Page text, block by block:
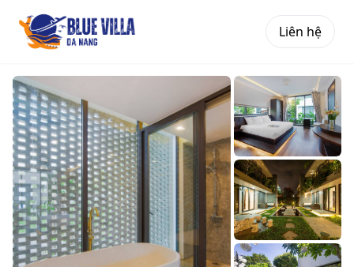
Liên hệ